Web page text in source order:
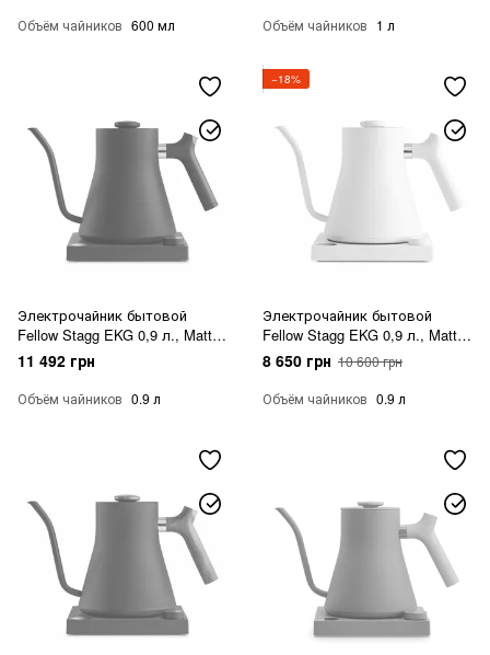
Объём чайников 600 мл Объём чайников 1 л
Электрочайник бытовой
Fellow Stagg EKG 0,9 л., Matte
Black
11 492 грн
Объём чайников 0.9 л
−18%
Электрочайник бытовой
Fellow Stagg EKG 0,9 л., Matte
White
8 650 грн 10 600 грн
Объём чайников 0.9 л